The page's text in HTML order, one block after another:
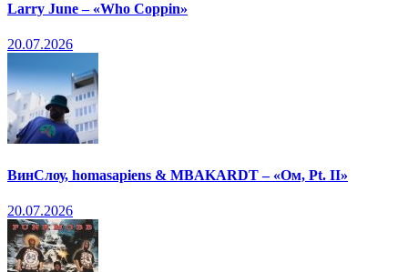
Larry June – «Who Coppin»
20.07.2026
ВинСлоу, homasapiens & MBAKARDT – «Ом, Pt. II»
20.07.2026